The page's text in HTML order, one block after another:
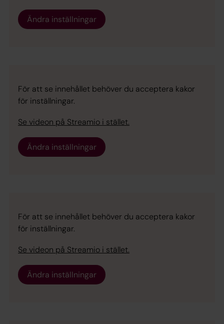
Ändra inställningar
För att se innehållet behöver du acceptera kakor
för inställningar.
Se videon på Streamio i stället.
Ändra inställningar
För att se innehållet behöver du acceptera kakor
för inställningar.
Se videon på Streamio i stället.
Ändra inställningar